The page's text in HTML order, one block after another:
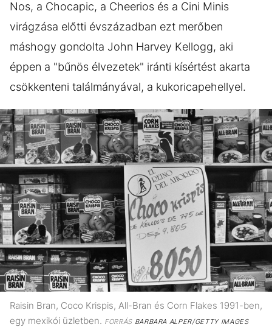
Nos, a Chocapic, a Cheerios és a Cini Minis
virágzása előtti évszázadban ezt merőben
máshogy gondolta John Harvey Kellogg, aki
éppen a "bűnös élvezetek" iránti kísértést akarta
csökkenteni találmányával, a kukoricapehellyel.
Raisin Bran, Coco Krispis, All-Bran és Corn Flakes 1991-ben,
egy mexikói üzletben. FORRÁSBARBARA ALPER/GETTY IMAGES